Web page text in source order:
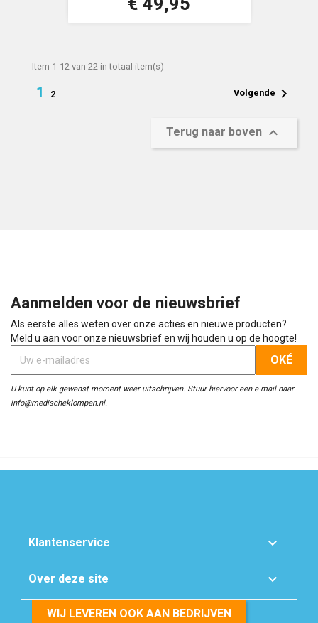
Item 1-12 van 22 in totaal item(s)
1 2 Volgende 
Terug naar boven 
Aanmelden voor de nieuwsbrief
Als eerste alles weten over onze acties en nieuwe producten?
Meld u aan voor onze nieuwsbrief en wij houden u op de hoogte!
U kunt op elk gewenst moment weer uitschrijven. Stuur hiervoor een e-mail naar
info@medischeklompen.nl.
Klantenservice 
Over deze site 
WIJ LEVEREN OOK AAN BEDRIJVEN